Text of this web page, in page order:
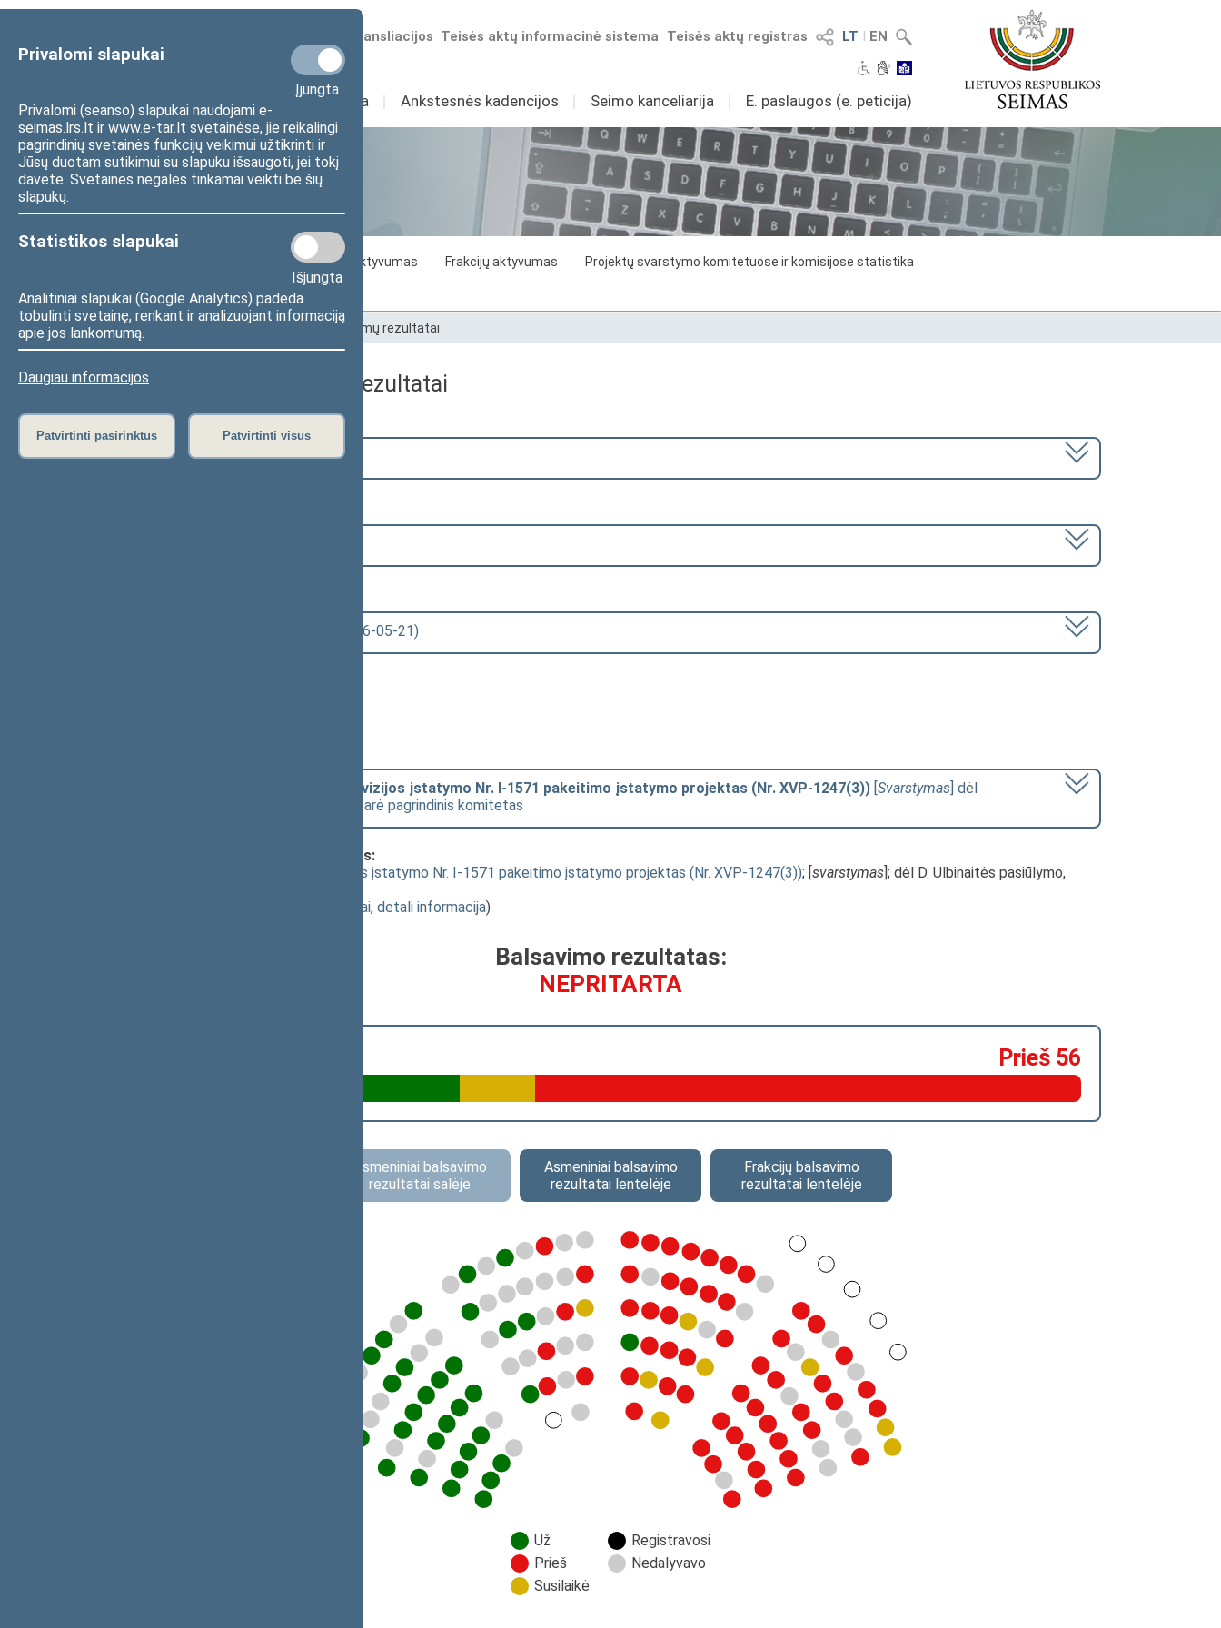
Privalomi slapukai
Įjungta
Privalomi (seanso) slapukai naudojami e-
seimas.lrs.lt ir www.e-tar.lt svetainėse, jie reikalingi
pagrindinių svetainės funkcijų veikimui užtikrinti ir
Jūsų duotam sutikimui su slapuku išsaugoti, jei tokį
davėte. Svetainės negalės tinkamai veikti be šių
slapukų.
Statistikos slapukai
Išjungta
Analitiniai slapukai (Google Analytics) padeda
tobulinti svetainę, renkant ir analizuojant informaciją
apie jos lankomumą.
Daugiau informacijos
Patvirtinti pasirinktus Patvirtinti visus
LT I EN
Teisės aktų registras
Teisės aktų informacinė sistema
Numatomos transliacijos
Sudėtis Veikla I Ankstesnės kadencijos I Seimo kanceliarija I E. paslaugos (e. peticija)
Statistika
Seimo narių aktyvumas Frakcijų aktyvumas
Projektų svarstymo komitetuose ir komisijose statistika
Seimo narių balsavimų rezultatai
Pradžia Seimo narių balsavimų rezultatai
Seimo narių balsavimų rezultatai
Pasirinkite kadenciją:
2024–2028 metų kadencija
Seimo vakarinis posėdis Nr. 151 (2026-05-21)
Lietuvos nacionalinio radijo ir televizijos įstatymo Nr. I-1571 pakeitimo įstatymo projektas (Nr. XVP-1247(3)) [Svarstymas] dėl
D. Ulbinaitės pasiūlymo, kuriam nepritarė pagrindinis komitetas
Klausimas, dėl kurio vyko balsavimas:
Lietuvos nacionalinio radijo ir televizijos įstatymo Nr. I-1571 pakeitimo įstatymo projektas (Nr. XVP-1247(3)); [svarstymas]; dėl D. Ulbinaitės pasiūlymo,
susiję dokumentai, detali informacija)
Balsavimo rezultatas:
NEPRITARTA
Prieš 56
Asmeniniai balsavimo
rezultatai salėje
Asmeniniai balsavimo
rezultatai lentelėje
Frakcijų balsavimo
rezultatai lentelėje
Už
Prieš
Susilaikė
Registravosi
Nedalyvavo